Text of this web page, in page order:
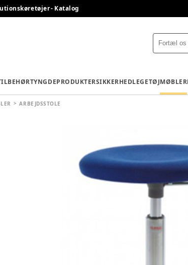
- Katalog
TYNGDEPRODUKTERSIKKERHEDLEGETØJMØBLER
ARBEJDSSTOLE